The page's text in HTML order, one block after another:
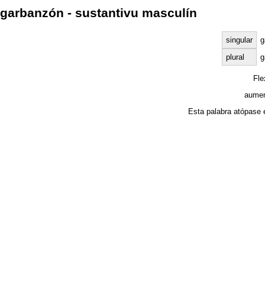
garbanzón - sustantivu masculín
singular
plural
Esta palabra atópase